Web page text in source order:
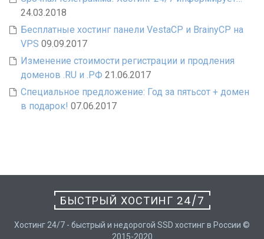
24.03.2018
Бесплатные хостинг панели VestaCP и BrainyCP на
VPS 09.09.2017
Изменение стоимости регистрации и продления
доменов .RU и .РФ 21.06.2017
Специальное предложение: Год за пятьсот + домен
в подарок! 07.06.2017
БЫСТРЫЙ ХОСТИНГ 24/7
Хостинг 24/7 - быстрый и недорогой SSD хостинг в России ©
2015-2020